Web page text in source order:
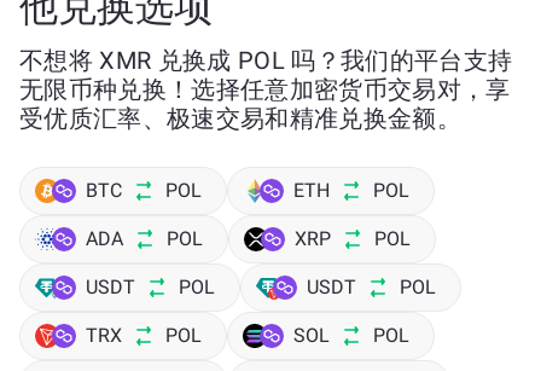
不想将 XMR 兑换成 POL 吗？我们的平台支持
无限币种兑换！选择任意加密货币交易对，享
受优质汇率、极速交易和精准兑换金额。
BTC POL ETH POL
ADA POL XRP POL
USDT POL USDT POL
TRX POL SOL POL